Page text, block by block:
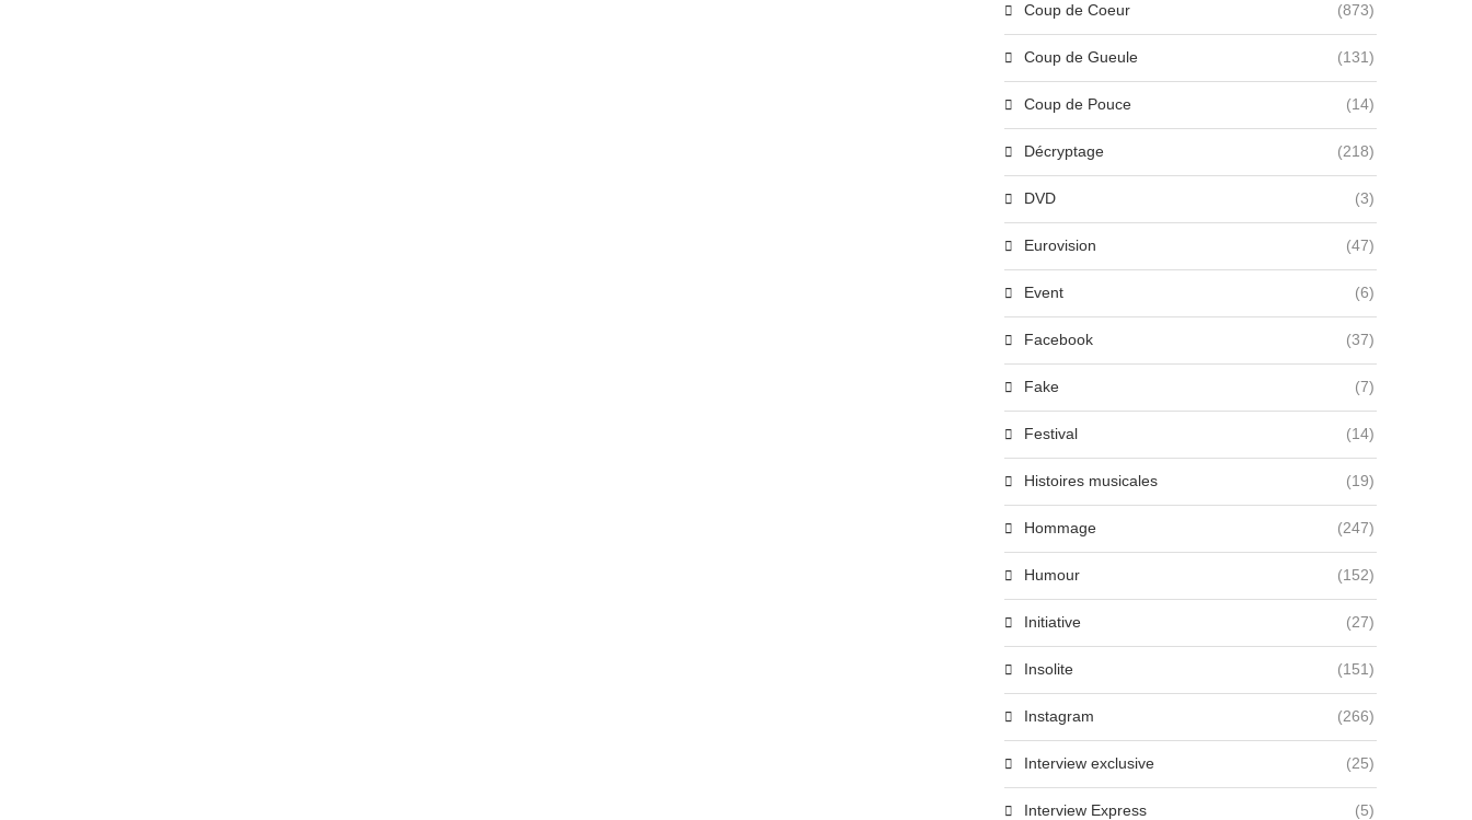
Coup de Coeur (873)
Coup de Gueule (131)
Coup de Pouce (14)
Décryptage (218)
DVD (3)
Eurovision (47)
Event (6)
Facebook (37)
Fake (7)
Festival (14)
Histoires musicales (19)
Hommage (247)
Humour (152)
Initiative (27)
Insolite (151)
Instagram (266)
Interview exclusive (25)
Interview Express (5)